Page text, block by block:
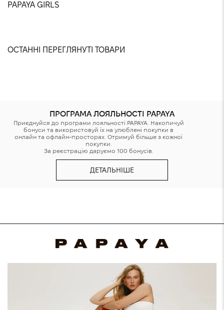
PAPAYA GIRLS
@nastyashaparenko
@sonya.davydovska
@yuliaabondarchuk
@dana.gnatenko
@anastasiia.chvyrova
@karina.valeshnaya
ОСТАННІ ПЕРЕГЛЯНУТІ ТОВАРИ
ПРОГРАМА ЛОЯЛЬНОСТІ PAPAYA
Приєднуйся до програми лояльності PAPAYA. Накопичуй
бонуси та використовуй їх на улюблені покупки в
онлайн та офлайн-просторах. Отримуй більше з кожної
покупки.
За реєстрацію даруємо 100 бонусів.
ДЕТАЛЬНІШЕ